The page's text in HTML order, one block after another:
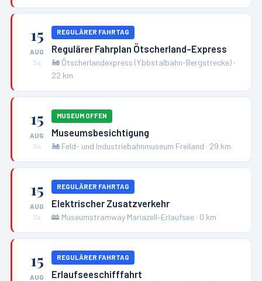
15
AUG
Sa
REGULÄRER FAHRTAG
Regulärer Fahrplan Ötscherland-Express
🚂 Ötscherlandexpress (Ybbstalbahn-Bergstrecke) ·
22 km
15
AUG
Sa
MUSEUM OFFEN
Museumsbesichtigung
🚂 Feld- und Industriebahnmuseum Freiland · 29 km
15
AUG
Sa
REGULÄRER FAHRTAG
Elektrischer Zusatzverkehr
🚋 Museumstramway Mariazell–Erlaufsee · 0 km
15
AUG
REGULÄRER FAHRTAG
Erlaufseeschifffahrt